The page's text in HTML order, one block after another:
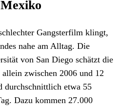
Gangsterfilm klingt,
nahe am Alltag. Die
von San Diego schätzt die
zwischen 2006 und 12
durchschnittlich etwa 55
Dazu kommen 27.000